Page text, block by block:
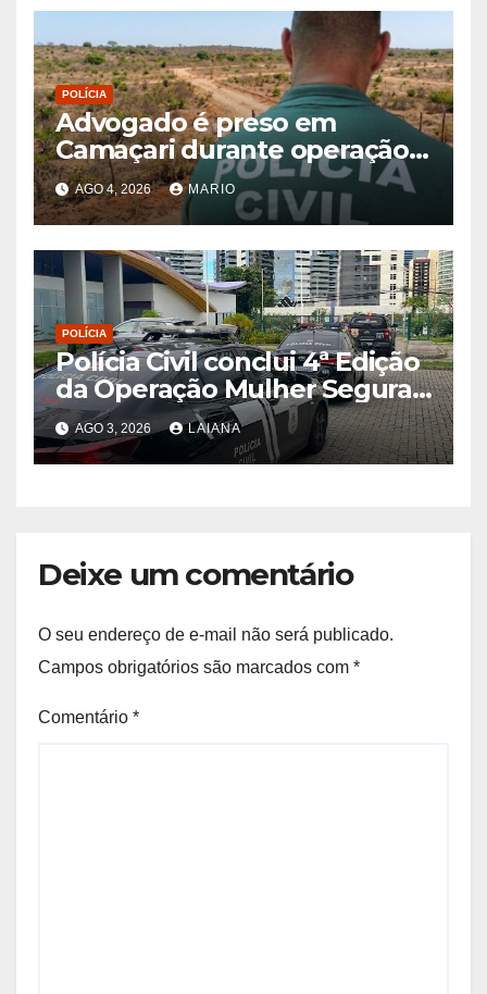
POLÍCIA
Advogado é preso em
Camaçari durante operação
contra fraudes envolvendo
imóveis
AGO 4, 2026 MARIO
POLÍCIA
Polícia Civil conclui 4ª Edição
da Operação Mulher Segura
2026 com 133 prisões e 1.815
diligências na Bahia
AGO 3, 2026 LAIANA
Deixe um comentário
O seu endereço de e-mail não será publicado.
Campos obrigatórios são marcados com *
Comentário *